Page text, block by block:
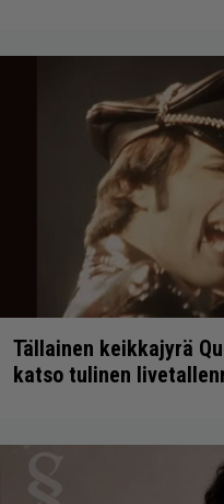
Tällainen keikkajyrä
katso tulinen